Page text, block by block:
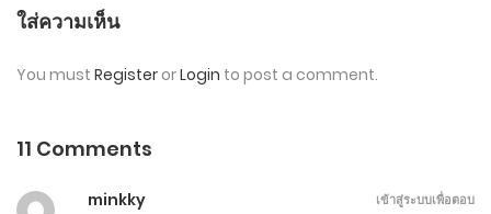
ตอนที่ 901-1000
ตอนที่ 701-800
ใส่ความเห็น
You must Register orLogin to post a comment.
11 Comments
minkky
เข้าสู่ระบบเพื่อตอบ